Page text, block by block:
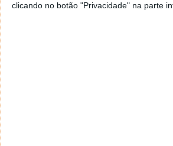
clicando no botão "Privacidade" na parte